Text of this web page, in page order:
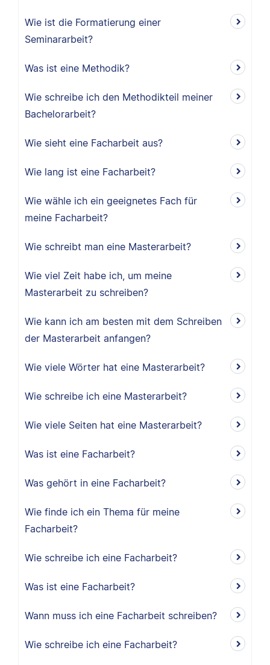
Wie ist die Formatierung einer
Seminararbeit?
Was ist eine Methodik?
Wie schreibe ich den Methodikteil meiner
Bachelorarbeit?
Wie sieht eine Facharbeit aus?
Wie lang ist eine Facharbeit?
Wie wähle ich ein geeignetes Fach für
meine Facharbeit?
Wie schreibt man eine Masterarbeit?
Wie viel Zeit habe ich, um meine
Masterarbeit zu schreiben?
Wie kann ich am besten mit dem Schreiben
der Masterarbeit anfangen?
Wie viele Wörter hat eine Masterarbeit?
Wie schreibe ich eine Masterarbeit?
Wie viele Seiten hat eine Masterarbeit?
Was ist eine Facharbeit?
Was gehört in eine Facharbeit?
Wie finde ich ein Thema für meine
Facharbeit?
Wie schreibe ich eine Facharbeit?
Was ist eine Facharbeit?
Wann muss ich eine Facharbeit schreiben?
Wie schreibe ich eine Facharbeit?